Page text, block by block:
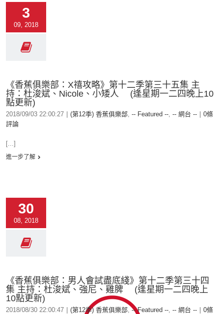
3
09, 2018
《香蕉俱樂部：X禧攻略》第十二季第三十五集 主
持：杜浚斌、Nicole、小矮人 (逢星期一二四晚上10
點更新)
2018/09/03 22:00:27 (第12季) 香蕉俱樂部, -- Featured --, -- 網台 --
0條
評論
[...]
進一步了解
30
08, 2018
《香蕉俱樂部：男人會試盡底綫》第十二季第三十四
集 主持：杜浚斌、強尼、雞脾 (逢星期一二四晚上
10點更新)
2018/08/30 22:00:47 (第12季) 香蕉俱樂部,-- Featured --, -- 網台 --
0條